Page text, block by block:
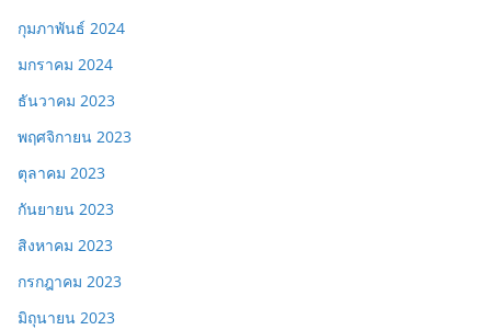
กุมภาพันธ์ 2024
มกราคม 2024
ธันวาคม 2023
พฤศจิกายน 2023
ตุลาคม 2023
กันยายน 2023
สิงหาคม 2023
กรกฎาคม 2023
มิถุนายน 2023